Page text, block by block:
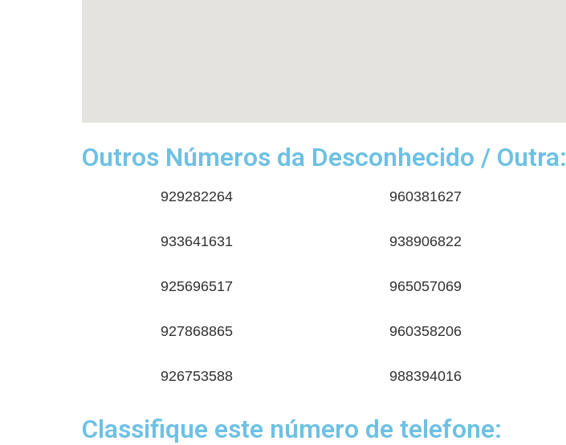
Outros Números da Desconhecido / Outra:
929282264 960381627
933641631 938906822
925696517 965057069
927868865 960358206
926753588 988394016
Classifique este número de telefone: